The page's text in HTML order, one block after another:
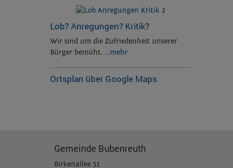
Lob? Anregungen? Kritik?
Wir sind um die Zufriedenheit unserer
Bürger bemüht. …mehr
Ortsplan über Google Maps
Gemeinde Bubenreuth
Birkenallee 51